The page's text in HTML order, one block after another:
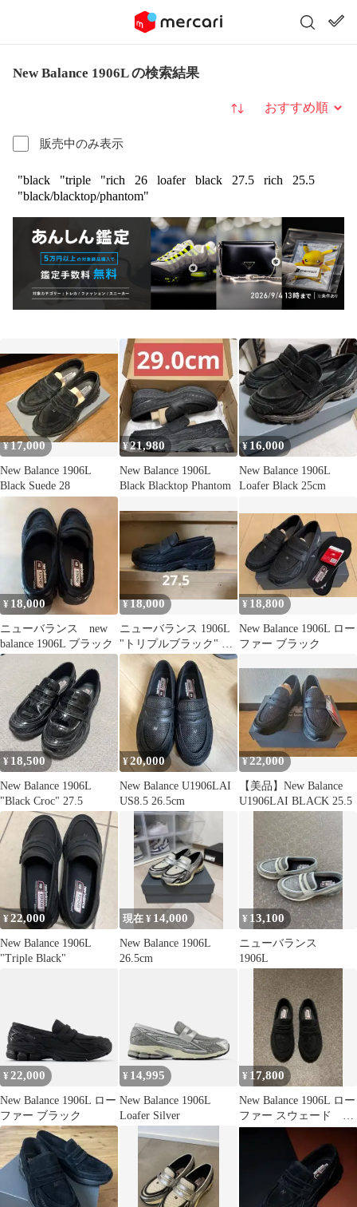
New Balance 1906L の検索結果
販売中のみ表示
並び替え
"black "triple "rich 26 loafer black 27.5 rich
25.5
"black/blacktop/phantom"
¥17,000
New Balance 1906L
Black Suede 28
¥21,980
New Balance 1906L
Black Blacktop Phantom
¥ 16,000
New Balance 1906L
Loafer Black 25cm
¥ 18,000
ニューバランス new
balance 1906L ブラック
¥18,000
ニューバランス 1906L
"トリプルブラック" ロ
ーファー 27.5
¥ 18,800
New Balance 1906L ロー
ファー ブラック
¥ 18,500
New Balance 1906L
"Black Croc" 27.5
¥20,000
New Balance U1906LAI
US8.5 26.5cm
¥22,000
【美品】New Balance
U1906LAI BLACK 25.5
¥22,000
New Balance 1906L
"Triple Black"
現在 ¥ 14,000
New Balance 1906L
26.5cm
¥ 13,100
ニューバランス
1906L
¥22,000
New Balance 1906L ロー
ファー ブラック
¥ 14,995
New Balance 1906L
Loafer Silver
¥ 17,800
New Balance 1906L ロー
ファー スウェード
24.5cm